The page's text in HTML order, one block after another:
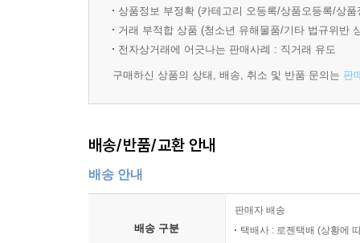
상품정보 부정확 (카테고리 오등록/상품오등록/상
거래 부적합 상품 (청소년 유해물품/기타 법규위반
전자상거래에 어긋나는 판매사례 : 직거래 유도
구매하신 상품의 상태, 배송, 취소 및 반품 문의는 판
배송/반품/교환 안내
배송 안내
배송 구분
판매자 배송
택배사 : 로젠택배 (상황에